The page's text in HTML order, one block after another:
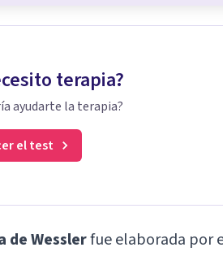
terapia?
ayudarte la terapia?
el test
de Wesslerfue elaborada por